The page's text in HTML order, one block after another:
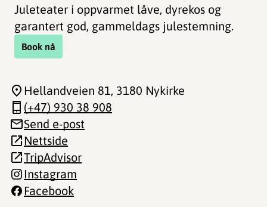
Juleteater i oppvarmet låve, dyrekos og
garantert god, gammeldags julestemning.
Book nå
Hellandveien 81, 3180 Nykirke
(+47) 930 38 908
Send e-post
Nettside
TripAdvisor
Instagram
Facebook